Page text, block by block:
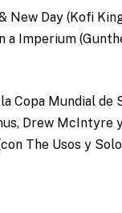
New Day (Kofi
a Imperium
Copa Mundial de
Drew McIntyre
The Usos y